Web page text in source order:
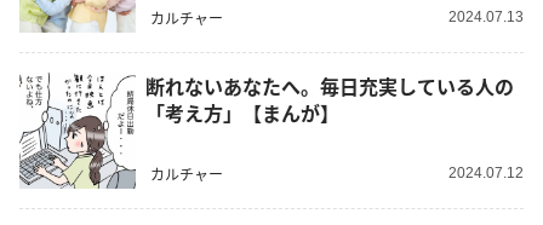
カルチャー 2024.07.13
断れないあなたへ。毎日充実している人の
「考え方」【まんが】
カルチャー 2024.07.12